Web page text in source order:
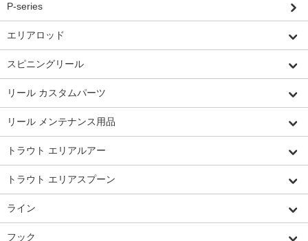
P-series
エリアロッド
スピニングリール
リール カスタムパーツ
リール メンテナンス用品
トラウト エリアルアー
トラウト エリアスプーン
ライン
フック